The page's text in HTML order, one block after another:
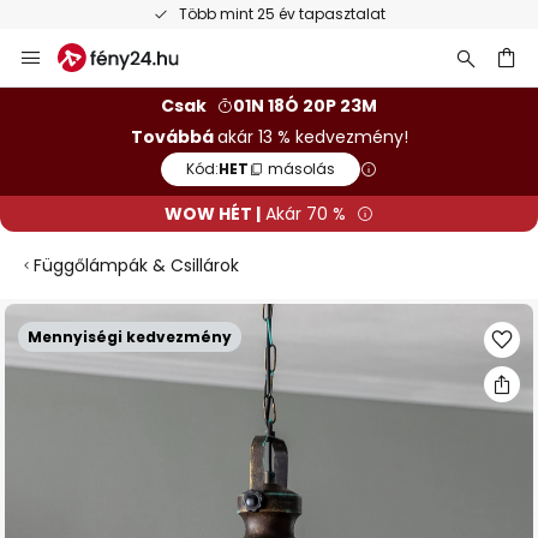
Több mint 25 év tapasztalat
Ugrás
a
Csak
01N 18Ó 20P 22M
Továbbáakár 13 % kedvezmény!
Kód:HET másolás
WOW HÉT | Akár 70 %
Függőlámpák & Csillárok
Mennyiségi kedvezmény
Ugrás
képgaléria